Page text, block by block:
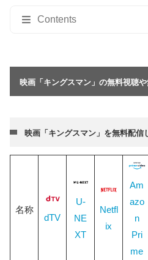
Contents
方法
映画「キングスマン」を
め！
映画「キングスマン」は
DailymotionやPandora
映画「キングスマン」の
ノンストップな派手なア
スパイ映画なのにコメデ
映画「キングスマン」の無料視聴
映画「キングスマン」を無料配信
名称
dTV
U-
NE
XT
Netfl
ix
Am
azo
n
Pri
me